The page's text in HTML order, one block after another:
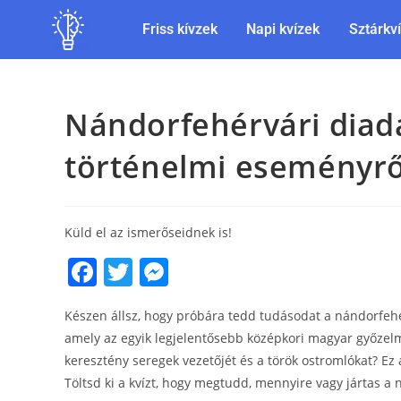
Friss kívzek Napi kvízek
Nándorfehérvári
történelmi
Küld el az ismerőseidnek is!
F
c
e
b
T
w
itt
er
ss
e
n
Készen állsz, hogy próbára tedd tudásodat a
amely az egyik legjelentősebb középkori magyar
keresztény seregek vezetőjét és a török ostromlókat?
Töltsd ki a kvízt, hogy megtudd, mennyire vagy jártas